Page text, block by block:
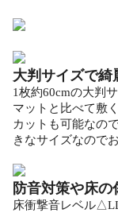
大判サイズで綺
1枚約60cmの大判
マットと比べて敷
カットも可能なの
きなサイズなので
防音対策や床の
床衝撃音レベル